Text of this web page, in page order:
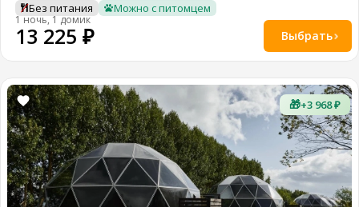
Без питания Можно с питомцем
1 ночь, 1 домик
13 225 ₽ Выбрать
🎁+3 968 ₽